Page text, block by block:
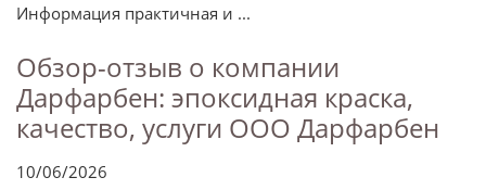
Информация практичная и ...
Обзор-отзыв о компании
Дарфарбен: эпоксидная краска,
качество, услуги ООО Дарфарбен
10/06/2026